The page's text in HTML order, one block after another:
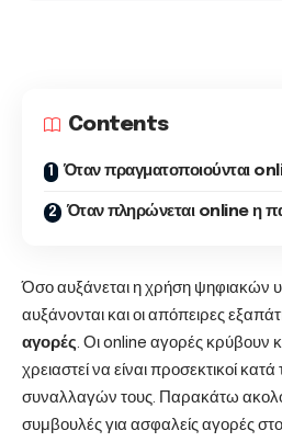
Contents
Όταν πραγματοποιούνται
Όταν πληρώνεται online η
Όσο αυξάνεται η χρήση ψηφιακών
αυξάνονται και οι απόπειρες
αγορές . Οι online αγορές κρύβουν
χρειαστεί να είναι προσεκτικοί
συναλλαγών τους. Παρακάτω
συμβουλές για ασφαλείς αγορές στο